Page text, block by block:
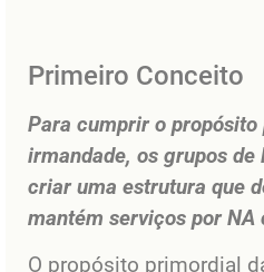
Primeiro Conceito
Para cumprir o
irmandade, os grupos de
criar uma estrutura que
mantém serviços por NA
O propósito primordial